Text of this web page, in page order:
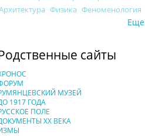
Физика Феноменология
Еще
сайты
МУЗЕЙ
1917 ГОДА
ПОЛЕ
XX ВЕКА